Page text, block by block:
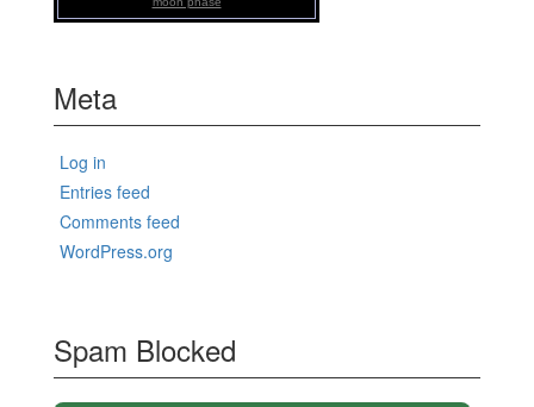
Meta
Log in
Entries feed
Comments feed
WordPress.org
Spam Blocked